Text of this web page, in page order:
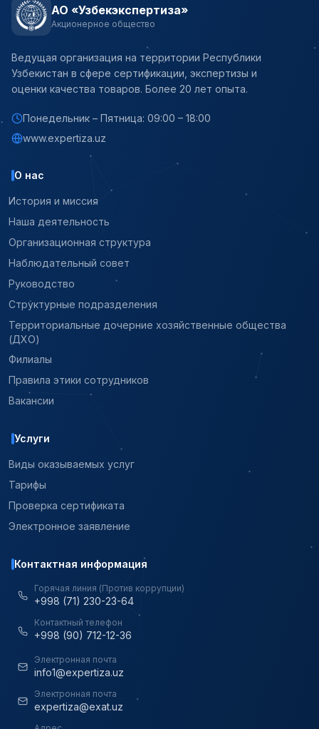
АО «Узбекэкспертиза»
Акционерное общество
Ведущая организация на территории Республики
Узбекистан в сфере сертификации, экспертизы и
оценки качества товаров. Более 20 лет опыта.
Понедельник – Пятница: 09:00 – 18:00
www.expertiza.uz
О нас
История и миссия
Наша деятельность
Организационная структура
Наблюдательный совет
Руководство
Структурные подразделения
Территориальные дочерние хозяйственные общества
(ДХО)
Филиалы
Правила этики сотрудников
Вакансии
Услуги
Виды оказываемых услуг
Тарифы
Проверка сертификата
Электронное заявление
Контактная информация
Горячая линия (Против коррупции)
+998 (71) 230-23-64
Контактный телефон
+998 (90) 712-12-36
Электронная почта
info1@expertiza.uz
Электронная почта
expertiza@exat.uz